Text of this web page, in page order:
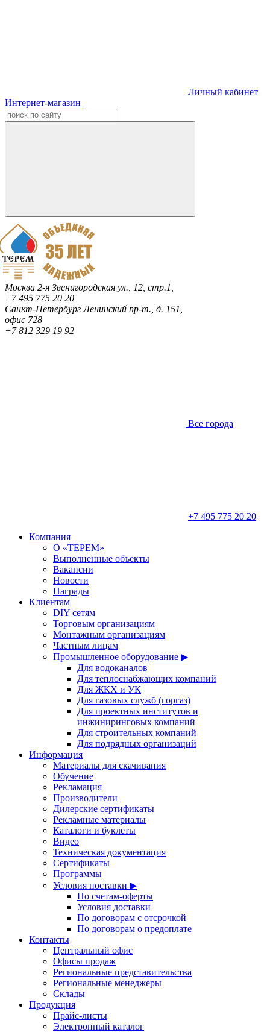
Личный кабинет
Интернет-магазин
Москва 2-я Звенигородская ул., 12, стр.1,
+7 495 775 20 20
Санкт-ПетербургЛенинский пр-т., д. 151,
офис 728
+7 812 329 19 92
Все города
+7 495 775 20 20
Компания
О «ТЕРЕМ»
Выполненные объекты
Вакансии
Новости
Награды
Клиентам
DIY сетям
Торговым организациям
Монтажным организациям
Частным лицам
Промышленное оборудование ▶
Для водоканалов
Для теплоснабжающих компаний
Для ЖКХ и УК
Для газовых служб (горгаз)
Для проектных институтов и
инжиниринговых компаний
Для строительных компаний
Для подрядных организаций
Информация
Материалы для скачивания
Обучение
Рекламация
Производители
Дилерские сертификаты
Рекламные материалы
Каталоги и буклеты
Видео
Техническая документация
Сертификаты
Программы
Условия поставки ▶
По счетам-оферты
Условия доставки
По договорам с отсрочкой
По договорам о предоплате
Контакты
Центральный офис
Офисы продаж
Региональные представительства
Региональные менеджеры
Склады
Продукция
Прайс-листы
Электронный каталог